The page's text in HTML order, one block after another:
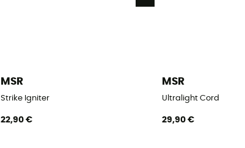
MSR
Strike Igniter
22,90 €
MSR
Ultralight Cord
29,90 €